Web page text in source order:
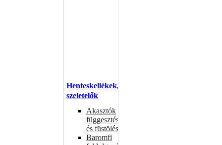
Henteskellékek,
szeletelők
Akasztók
függesztéshez
és füstöléshez
Baromfi